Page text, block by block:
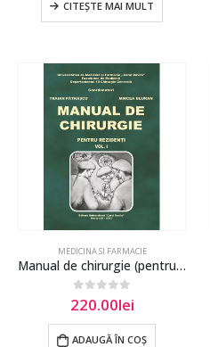
CITEȘTE MAI MULT
MEDICINA SI FARMACIE
Manual de chirurgie (pentru rezidenti) vol.1 – Mircea Beuran
0out of 5
220.00lei
ADAUGĂ ÎN COȘ